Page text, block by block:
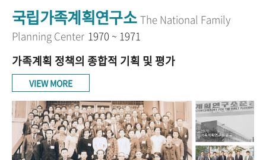
국립가족계획연구소 The National Family
Planning Center 1970 ~ 1971
가족계획 정책의 종합적 기획 및 평가
VIEW MORE